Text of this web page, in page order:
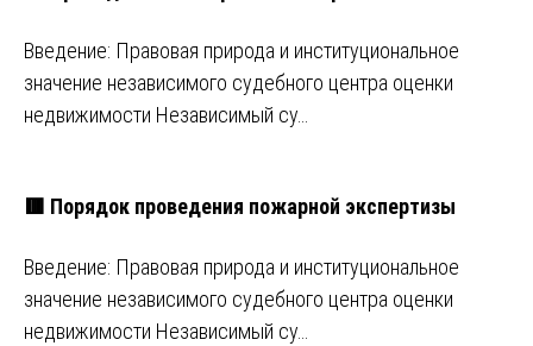
Введение: Правовая природа и институциональное
значение независимого судебного центра оценки
недвижимости Независимый су…
🟥 Порядок проведения пожарной экспертизы
Введение: Правовая природа и институциональное
значение независимого судебного центра оценки
недвижимости Независимый су…